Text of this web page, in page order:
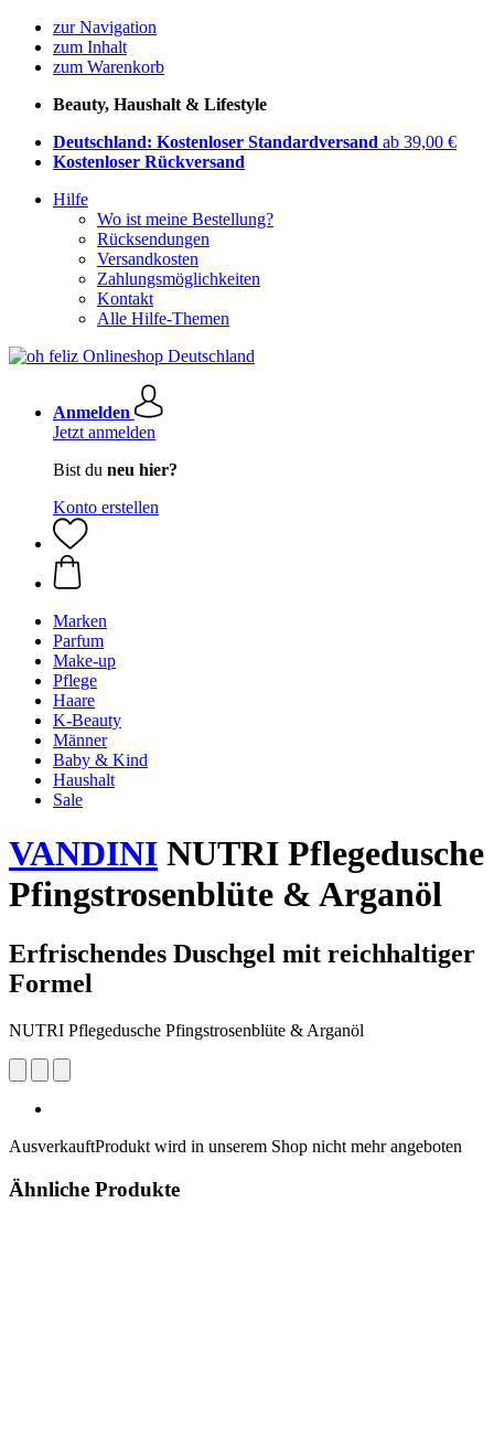
zur Navigation
zum Inhalt
zum Warenkorb
Beauty, Haushalt & Lifestyle
Deutschland: Kostenloser Standardversand ab 39,00 €
Kostenloser Rückversand
Hilfe
Wo ist meine Bestellung?
Rücksendungen
Versandkosten
Zahlungsmöglichkeiten
Kontakt
Alle Hilfe-Themen
Anmelden
Jetzt anmelden
Bist du neu hier?
Konto erstellen
Marken
Parfum
Make-up
Pflege
Haare
K-Beauty
Männer
Baby & Kind
Haushalt
Sale
VANDINI NUTRI Pflegedusche
Pfingstrosenblüte & Arganöl
Erfrischendes Duschgel mit reichhaltiger
Formel
NUTRI Pflegedusche Pfingstrosenblüte & Arganöl
AusverkauftProdukt wird in unserem Shop nicht mehr angeboten
Ähnliche Produkte